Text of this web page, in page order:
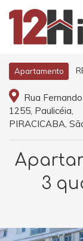
Apartamento
Rua
1255, Paulicéia,
PIRACICABA,
3